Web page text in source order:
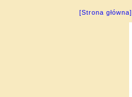
[Strona główna]